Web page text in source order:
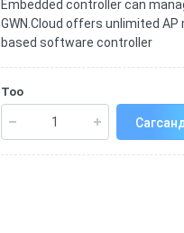
Embedded controller can
GWN.Cloud offers unlimited
based software controller
Тоо